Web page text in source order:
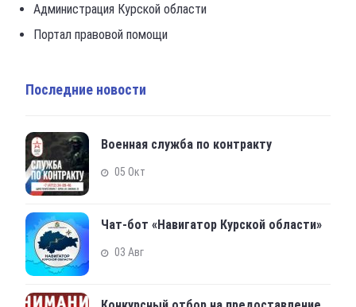
Администрация Курской области
Портал правовой помощи
Последние новости
Военная служба по контракту
05 Окт
Чат-бот «Навигатор Курской области»
03 Авг